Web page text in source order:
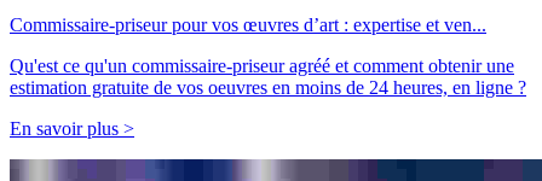
Commissaire-priseur pour vos œuvres d’art : expertise et ven...
Qu'est ce qu'un commissaire-priseur agréé et comment obtenir une
estimation gratuite de vos oeuvres en moins de 24 heures, en ligne ?
En savoir plus >